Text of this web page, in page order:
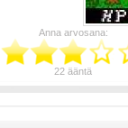
Anna arvosana:
22 ääntä